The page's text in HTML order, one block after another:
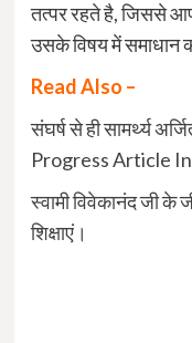
तत्पर रहते है, जिससे
उसके विषय में समाधान
Read Also –
संघर्ष से ही सामर्थ्य
Progress Article
स्वामी विवेकानंद जी
शिक्षाएं।